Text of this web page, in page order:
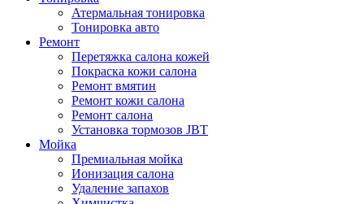
Атермальная тонировка
Тонировка авто
Ремонт
Перетяжка салона кожей
Покраска кожи салона
Ремонт вмятин
Ремонт кожи салона
Ремонт салона
Установка тормозов JBT
Мойка
Премиальная мойка
Ионизация салона
Удаление запахов